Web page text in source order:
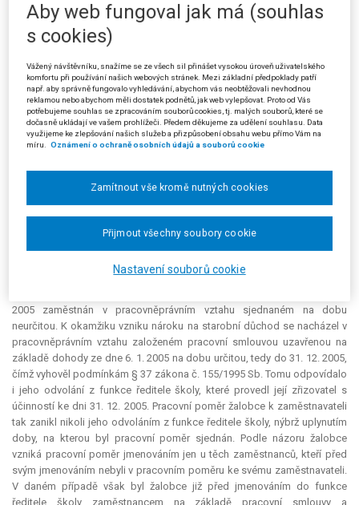
2005 uzavřel žalobce v této funkci dohodu o změně pracovní smlouvy se
sebou samým jako učitelem, kterou změnil trvání svého
pracovněprávního vztahu z doby neurčité na dobu určitou do 31. 12.
2005. S účinností ke dni 31. 12. 2005 zřizovatel školy odvolal žalobce z
funkce ředitele školy a zároveň jej do této funkce opětovně jmenoval,
tentokrát na dobu určitou od 1. 1. 2006 do 30. 6. 2006. Dne 10. 1. 2005
vznikl žalobci nárok na starobní důchod.
Dne 28. 3. 2006 vydala žalovaná rozhodnutí, podle něhož žalobci
nenáležela, protože byl v období od 10. 1. 2005 do 31. 12. 2005
zaměstnán v pracovněprávním vztahu sjednaném na dobu neurčitou.
podle § 118a odst. 2 zákona č. 582/1991 Sb., o organizaci a provádění
sociálního zabezpečení, žalobce povinen vrátit.
Proti tomuto rozhodnutí podal žalobce žalobu ke Krajskému soudu v
Hradci Králové, pobočce v Pardubicích, v níž žalované vytkl nesprávné
2005 zaměstnán v pracovněprávním vztahu sjednaném na dobu
neurčitou. K okamžiku vzniku nároku na starobní důchod se nacházel v
pracovněprávním vztahu založeném pracovní smlouvou uzavřenou na
základě dohody ze dne 6. 1. 2005 na dobu určitou, tedy do 31. 12. 2005,
čímž vyhověl podmínkám § 37 zákona č. 155/1995 Sb. Tomu odpovídalo
i jeho odvolání z funkce ředitele školy, které provedl její zřizovatel s
účinností ke dni 31. 12. 2005. Pracovní poměr žalobce k zaměstnavateli
tak zanikl nikoli jeho odvoláním z funkce ředitele školy, nýbrž uplynutím
doby, na kterou byl pracovní poměr sjednán. Podle názoru žalobce
vzniká pracovní poměr jmenováním jen u těch zaměstnanců, kteří před
svým jmenováním nebyli v pracovním poměru ke svému zaměstnavateli.
V daném případě však byl žalobce již před jmenováním do funkce
ředitele školy zaměstnancem na základě pracovní smlouvy a
Aby web fungoval jak má (souhlas
s cookies)
Vážený návštěvníku, snažíme se ze všech sil přinášet vysokou úroveň uživatelského
komfortu při používání našich webových stránek. Mezi základní předpoklady patří
např. aby správně fungovalo vyhledávání, abychom vás neobtěžovali nevhodnou
reklamou nebo abychom měli dostatek podnětů, jak web vylepšovat. Proto od Vás
potřebujeme souhlas se zpracováním souborů cookies, tj. malých souborů, které se
dočasně ukládají ve vašem prohlížeči. Předem děkujeme za udělení souhlasu. Data
využijeme ke zlepšování našich služeb a přizpůsobení obsahu webu přímo Vám na
míru. Oznámení o ochraně osobních údajů a souborů cookie
Nastavení souborů cookie
Zamítnout vše kromě nutných cookies
Přijmout všechny soubory cookie